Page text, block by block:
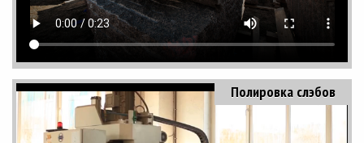
Полировка слэбов